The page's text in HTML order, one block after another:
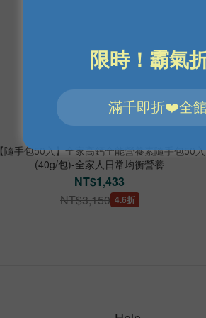
【隨手包50入】全家高鈣全能營養素隨手包50入
(40g/包)-全家人日常均衡營養
NT$1,433
NT$3,150 4.6折